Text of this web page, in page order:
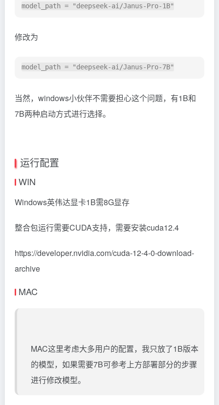
修改为
当然，windows小伙伴不需要担心这个问题，有1B和
7B两种启动方式进行选择。
运行配置
WIN
Windows英伟达显卡1B需8G显存
整合包运行需要CUDA支持，需要安装cuda12.4
https://developer.nvidia.com/cuda-12-4-0-download-
archive
MAC
MAC这里考虑大多用户的配置，我只放了1B版本
的模型，如果需要7B可参考上方部署部分的步骤
进行修改模型。